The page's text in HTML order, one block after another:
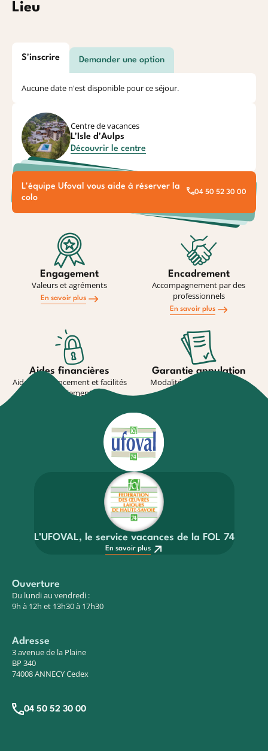
Lieu
S'inscrire Demander une option
Aucune date n'est disponible pour ce séjour.
Centre de vacances
L'Isle d'Aulps
Découvrir le centre
L'équipe Ufoval vous aide à réserver la
colo
04 50 52 30 00
Engagement
Valeurs et agréments
En savoir plus
Encadrement
Accompagnement par des
professionnels
En savoir plus
Aides financières
Aides au financement et facilités
de paiement
Garantie annulation
Modalité de souscription et
L’UFOVAL, le service vacances de la FOL 74
En savoir plus
Ouverture
Du lundi au vendredi :
9h à 12h et 13h30 à 17h30
Adresse
3 avenue de la Plaine
BP 340
74008 ANNECY Cedex
04 50 52 30 00